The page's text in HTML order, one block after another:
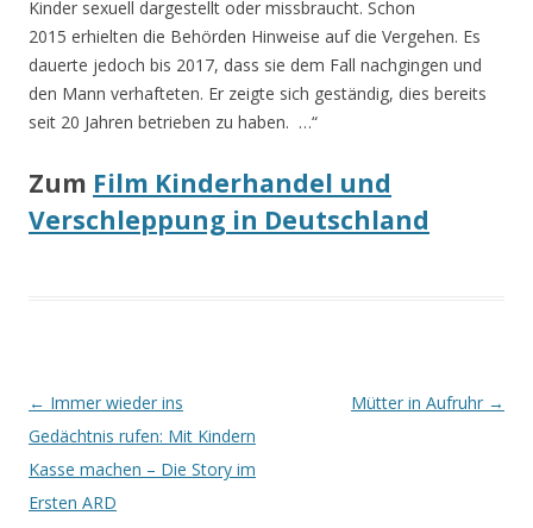
Kinder sexuell dargestellt oder missbraucht. Schon
2015 erhielten die Behörden Hinweise auf die Vergehen. Es
dauerte jedoch bis 2017, dass sie dem Fall nachgingen und
den Mann verhafteten. Er zeigte sich geständig, dies bereits
seit 20 Jahren betrieben zu haben. …“
Zum Film Kinderhandel und
Verschleppung in Deutschland
Beitrags-
Navigation
← Immer wieder ins
Gedächtnis rufen: Mit Kindern
Kasse machen – Die Story im
Ersten ARD
Mütter in Aufruhr →